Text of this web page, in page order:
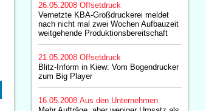
26.05.2008 Offsetdruck
Vernetzte KBA-Großdruckerei meldet
nach nicht mal zwei Wochen Aufbauzeit
weitgehende Produktionsbereitschaft
21.05.2008 Offsetdruck
Blitz-Inform in Kiew: Vom Bogendrucker
zum Big Player
16.05.2008 Aus den Unternehmen